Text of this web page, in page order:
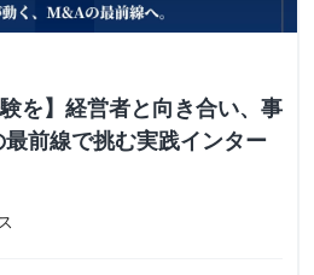
を】経営者と向き合い、事
前線で挑む実践インター